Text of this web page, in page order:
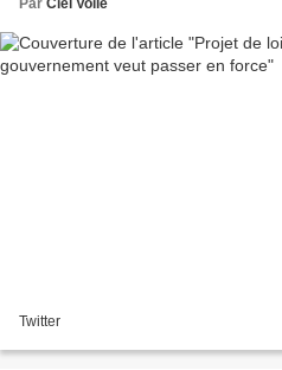
Par Ciel Voilé
Twitter